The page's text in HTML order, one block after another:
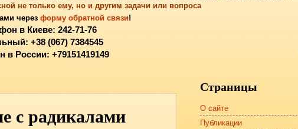
не только ему, но и другим задачи или вопроса
через форму обратной связи!
в Киеве: 242-71-76
+38 (067) 7384545
в России: +79151419149
с радикалами
Страницы
О сайте
Публикации